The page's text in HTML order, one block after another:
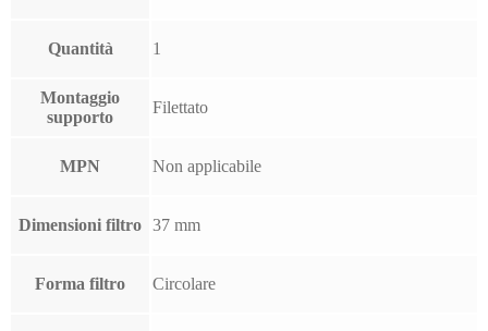
Quantità 1
Montaggio
supporto
Filettato
MPN Non applicabile
Dimensioni filtro 37 mm
Forma filtro Circolare